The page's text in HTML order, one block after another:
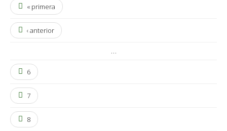
« primera
‹ anterior
…
6
7
8